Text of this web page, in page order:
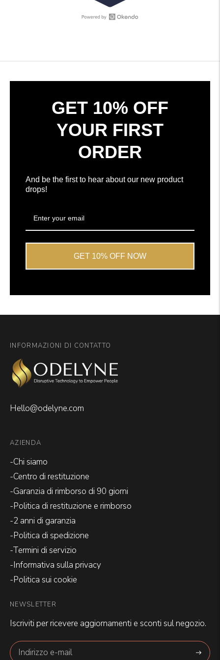
su
5
stelle
in
nuova
con
media
4.7
stelle
su
da
Okendo
GET 10% OFF
YOUR FIRST
ORDER
And be the first to hear about our new product
drops!
GET 10% OFF NOW
INFORMAZIONI DI CONTATTO
Hello@odelyne.com
AZIENDA
-Chi siamo
-Centro di restituzione
-Garanzia di rimborso di 90 giorni
-Politica di restituzione e rimborso
-2 anni di garanzia
-Politica di spedizione
-Termini di servizio
-Informativa sulla privacy
-Politica sui cookie
NEWSLETTER
Iscriviti per ricevere aggiornamenti e sconti sul negozio.